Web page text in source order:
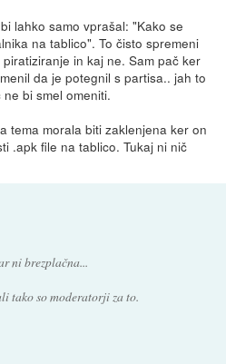
lahko samo vprašal: "Kako se
na tablico". To čisto spremeni
in kaj ne. Sam pač ker
da je potegnil s partisa.. jah to
bi smel omeniti.
tema morala biti zaklenjena ker on
.apk file na tablico. Tukaj ni nič
ni brezplačna...
tako so moderatorji za to.